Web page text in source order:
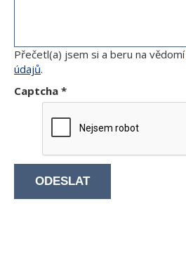
Přečetl(a) jsem si a beru na vědomí
údajů.
Captcha *
ODESLAT